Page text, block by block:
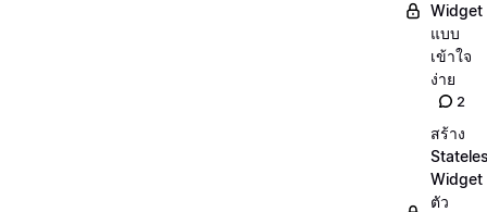
Widget
แบบ
เข้าใจ
ง่าย
2
สร้าง
Widget
ตัว